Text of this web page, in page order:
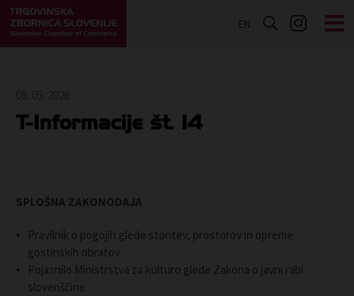
EN
T-Informacije št. 14
SPLOŠNA ZAKONODAJA
Pravilnik o pogojih glede storitev, prostorov in opreme
gostinskih obratov
Pojasnilo Ministrstva za kulturo glede Zakona o javni rabi
slovenščine